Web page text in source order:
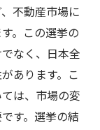
不動産市場に
。この選挙の
なく、日本全
あります。こ
は、市場の変
す。選挙の結